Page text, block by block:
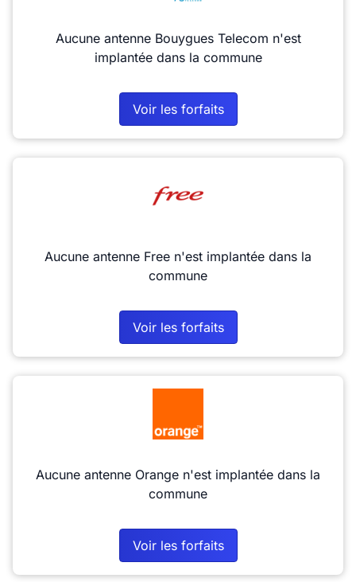
Aucune antenne Bouygues Telecom n'est
implantée dans la commune
Voir les forfaits
Aucune antenne Free n'est implantée dans la
commune
Voir les forfaits
Aucune antenne Orange n'est implantée dans la
commune
Voir les forfaits